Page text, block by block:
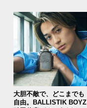
大胆不敵で、どこまでも
自由。BALLISTIK BOYZ